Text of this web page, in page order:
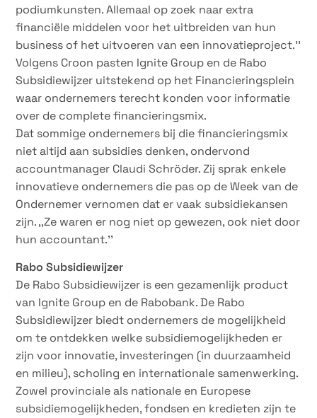
podiumkunsten. Allemaal op zoek naar extra
financiële middelen voor het uitbreiden van hun
business of het uitvoeren van een innovatieproject.’’
Volgens Croon pasten Ignite Group en de Rabo
Subsidiewijzer uitstekend op het Financieringsplein
waar ondernemers terecht konden voor informatie
over de complete financieringsmix.
Dat sommige ondernemers bij die financieringsmix
niet altijd aan subsidies denken, ondervond
accountmanager Claudi Schröder. Zij sprak enkele
innovatieve ondernemers die pas op de Week van de
Ondernemer vernomen dat er vaak subsidiekansen
zijn. ,,Ze waren er nog niet op gewezen, ook niet door
hun accountant.’’
Rabo Subsidiewijzer
De Rabo Subsidiewijzer is een gezamenlijk product
van Ignite Group en de Rabobank. De Rabo
Subsidiewijzer biedt ondernemers de mogelijkheid
om te ontdekken welke subsidiemogelijkheden er
zijn voor innovatie, investeringen (in duurzaamheid
en milieu), scholing en internationale samenwerking.
Zowel provinciale als nationale en Europese
subsidiemogelijkheden, fondsen en kredieten zijn te